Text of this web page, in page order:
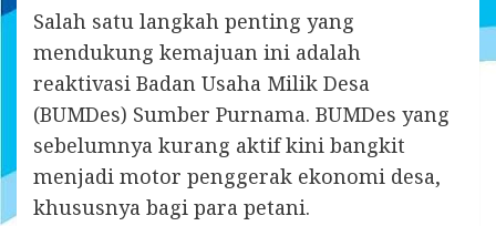
Salah satu langkah penting yang
mendukung kemajuan ini adalah
reaktivasi Badan Usaha Milik Desa
(BUMDes) Sumber Purnama. BUMDes yang
sebelumnya kurang aktif kini bangkit
menjadi motor penggerak ekonomi desa,
khususnya bagi para petani.